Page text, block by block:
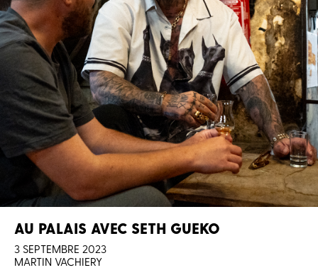
AU PALAIS AVEC SETH GUEKO
3 SEPTEMBRE 2023
MARTIN VACHIERY